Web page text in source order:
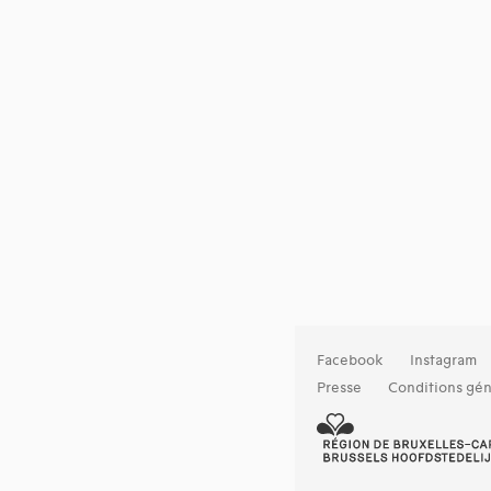
Facebook
Instagram
Presse
Conditions